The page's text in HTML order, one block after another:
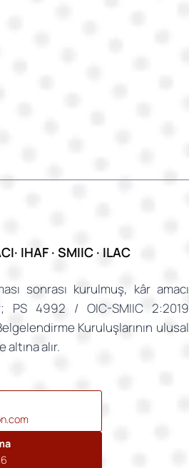
IHAF · SMIIC · ILAC
sonrası kurulmuş, kâr amacı
PS 4992 / OIC-SMIIC 2:2019
Kuruluşlarının ulusal
altına alır.